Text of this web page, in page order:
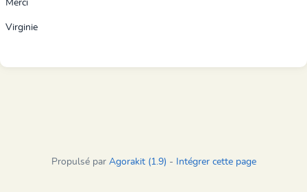
Merci
Virginie
Propulsé par Agorakit (1.9) - Intégrer cette page